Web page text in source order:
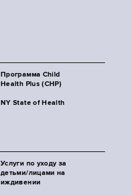
Программа Child
Health Plus (CHP)
NY State of Health
Услуги по уходу за
детьми/лицами на
иждивении